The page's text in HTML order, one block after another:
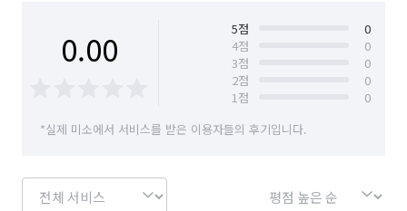
0.00 5점
0
4점
0
3점
0
2점
0
1점
0
*실제 미소에서 서비스를 받은 이용자들의 후기입니다.